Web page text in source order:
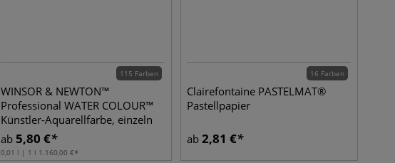
115 Farben
WINSOR & NEWTON™
Professional WATER COLOUR™
Künstler-Aquarellfarbe, einzeln
ab 5,80 €
0,01 l | 1 l 1.160,00 €
16 Farben
Clairefontaine PASTELMAT®
Pastellpapier
ab 2,81 €